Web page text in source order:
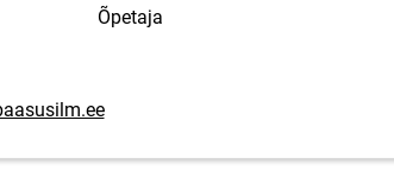
Õpetaja